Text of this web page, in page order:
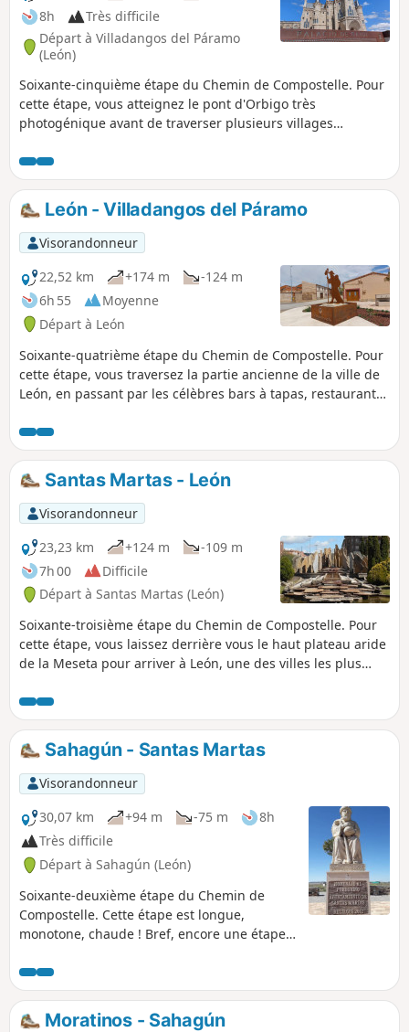
8h
Très difficile
Départ à Villadangos del Páramo
(León)
Soixante-cinquième étape du Chemin de Compostelle. Pour
cette étape, vous atteignez le pont d'Orbigo très
photogénique avant de traverser plusieurs villages
imposant mur d'enceinte dont les nombreux monuments
rappellent le passé historique.
León - Villadangos del Páramo
Visorandonneur
22,52 km
+174 m
-124 m
6h 55
Moyenne
Départ à León
Soixante-quatrième étape du Chemin de Compostelle. Pour
cette étape, vous traversez la partie ancienne de la ville de
León, en passant par les célèbres bars à tapas, restaurants
sortie de León est terrible, plusieurs heures de marche le
long de la N-120, et ce, jusqu'à Villadangos del Páramo.
Santas Martas - León
Visorandonneur
23,23 km
+124 m
-109 m
7h 00
Difficile
Départ à Santas Martas (León)
Soixante-troisième étape du Chemin de Compostelle. Pour
cette étape, vous laissez derrière vous le haut plateau aride
de la Meseta pour arriver à León, une des villes les plus
Jacques. Étape assez courte qui vous laissera du temps
pour visiter cette ville.
Sahagún - Santas Martas
Visorandonneur
30,07 km
+94 m -75 m
8h
Très difficile
Départ à Sahagún (León)
Soixante-deuxième étape du Chemin de
Compostelle. Cette étape est longue,
monotone, chaude ! Bref, encore une étape
rocailleuse plaine de Páramo, avec
d'interminables chemins rectilignes sans
grande variété, qui n'en finissent pas.
Moratinos - Sahagún